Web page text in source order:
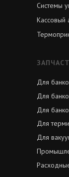
Для
Для
Для
Для
Для
Системы
Кассовый